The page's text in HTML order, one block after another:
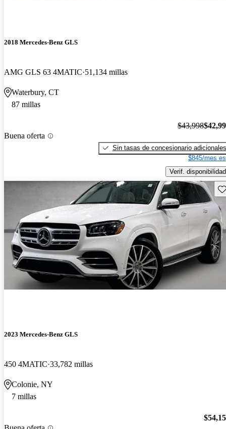
2018 Mercedes-Benz GLS
AMG GLS 63 4MATIC 51,134 millas
Waterbury, CT
87 millas
Buena oferta
$43,998
Sin tasas de concesionario adicionales
$845/mes
Verif. disponibilidad
2023 Mercedes-Benz GLS
450 4MATIC 33,782 millas
Colonie, NY
7 millas